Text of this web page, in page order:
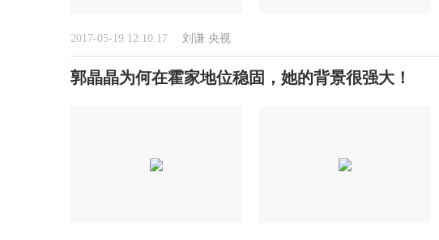
2017-05-19 12:10:17 刘谦 央视
郭晶晶为何在霍家地位稳固，她的背景很强大！